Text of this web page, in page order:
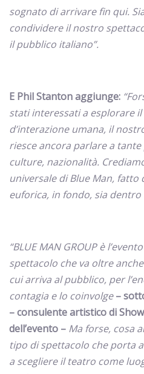
sognato di arrivare fin qui.
condividere il nostro
il pubblico italiano”.
E Phil Stanton aggiunge:
stati interessati a esplorare
d’interazione umana, il
riesce ancora parlare a
culture, nazionalità.
universale di Blue Man, fatto
euforica, in fondo, sia dentro
“BLUE MAN GROUP è
spettacolo che va oltre
cui arriva al pubblico, per
contagia e lo coinvolge –
– consulente artistico di
dell’evento – Ma forse, cosa
tipo di spettacolo che porta
a scegliere il teatro come